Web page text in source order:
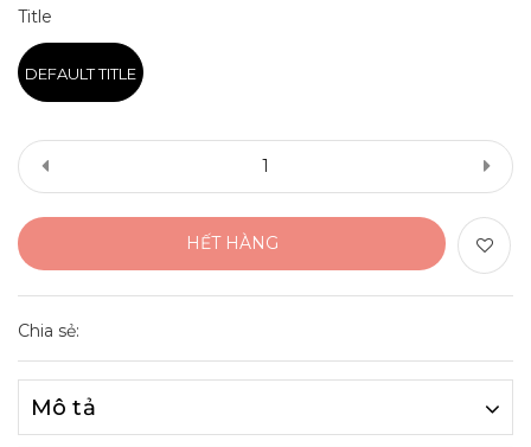
Title
DEFAULT TITLE
HẾT HÀNG
Chia sẻ:
Mô tả